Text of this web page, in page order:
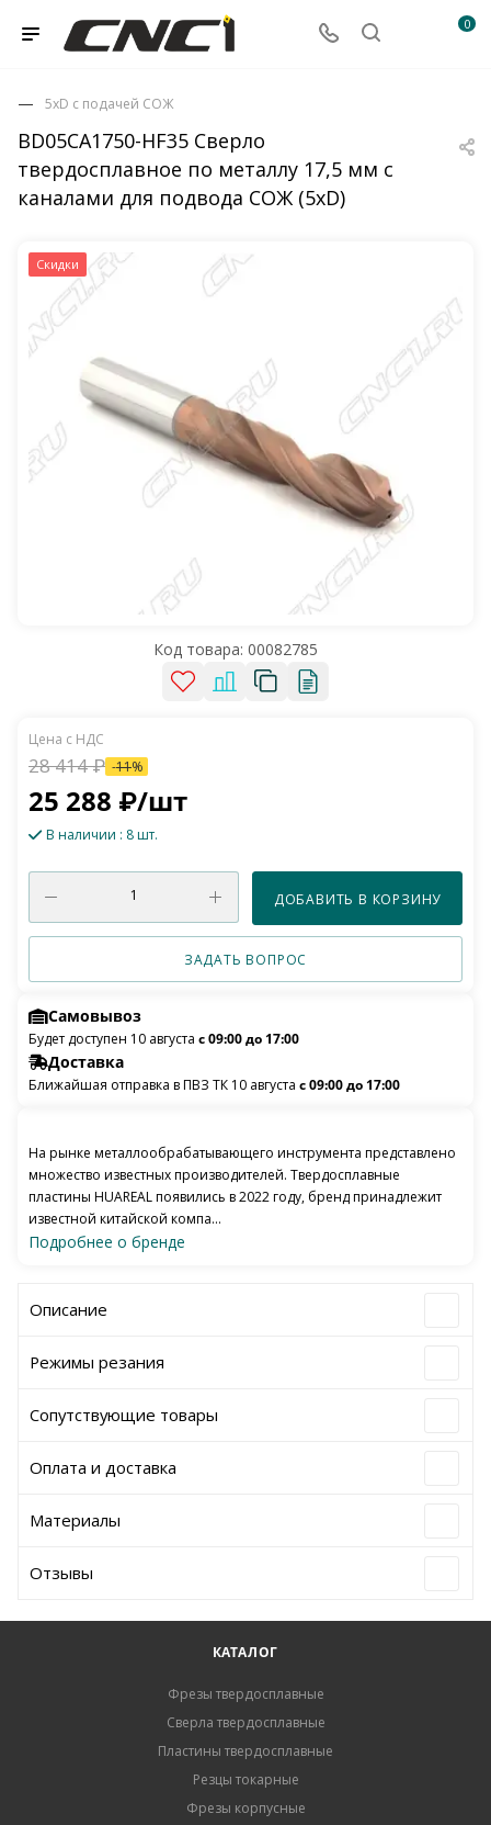
0
BD05CA1750-HF35 Сверло
твердосплавное по металлу 17,5 мм с
каналами для подвода СОЖ (5xD)
5xD с подачей СОЖ
Скидки
Код товара: 00082785
25 288 ₽/шт
28 414₽ -11%
В наличии : 8 шт.
ДОБАВИТЬ В КОРЗИНУ
ЗАДАТЬ ВОПРОС
Самовывоз
Будет доступен 10 августа с 09:00 до 17:00
Доставка
Ближайшая отправка в ПВЗ ТК 10 августа с 09:00 до 17:00
На рынке металлообрабатывающего инструмента представлено
множество известных производителей. Твердосплавные
пластины HUAREAL появились в 2022 году, бренд принадлежит
известной китайской компа...
Подробнее о бренде
Описание
Режимы резания
Сопутствующие товары
Оплата и доставка
Материалы
Отзывы
КАТАЛОГ
Фрезы твердосплавные
Сверла твердосплавные
Пластины твердосплавные
Резцы токарные
Фрезы корпусные